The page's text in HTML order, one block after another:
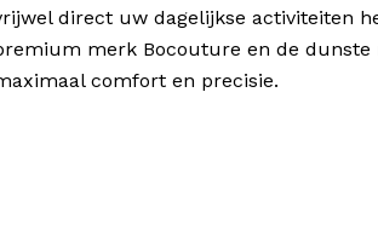
direct uw dagelijkse activiteiten
merk Bocouture en de dunste
comfort en precisie.